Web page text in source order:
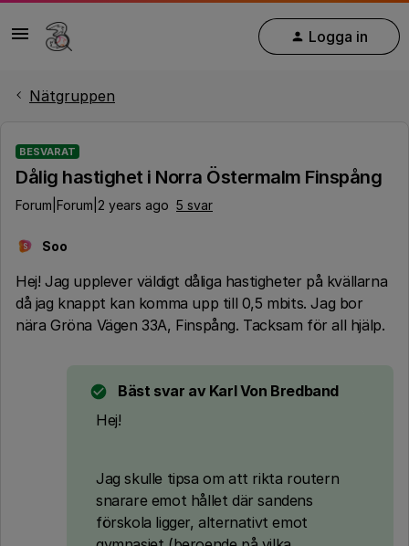
Logga in
Nätgruppen
BESVARAT
Dålig hastighet i Norra Östermalm Finspång
Forum|Forum|2 years ago 5 svar
S Soo
Hej! Jag upplever väldigt dåliga hastigheter på kvällarna
då jag knappt kan komma upp till 0,5 mbits. Jag bor
nära Gröna Vägen 33A, Finspång. Tacksam för all hjälp.
Bäst svar av Karl Von Bredband
Hej!
Jag skulle tipsa om att rikta routern
snarare emot hållet där sandens
förskola ligger, alternativt emot